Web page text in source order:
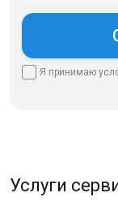
Я принимаю
Услуги